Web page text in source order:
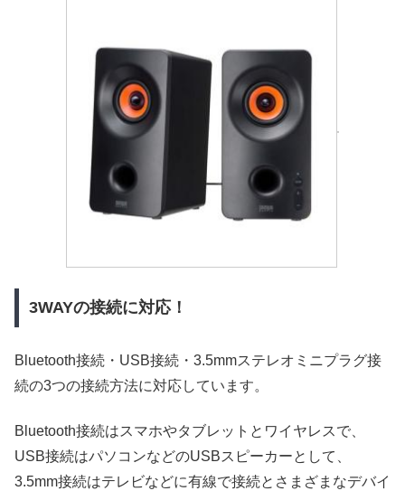
3WAYの接続に対応！
Bluetooth接続・USB接続・3.5mmステレオミニプラグ接
続の3つの接続方法に対応しています。
Bluetooth接続はスマホやタブレットとワイヤレスで、
USB接続はパソコンなどのUSBスピーカーとして、
3.5mm接続はテレビなどに有線で接続とさまざまなデバイ